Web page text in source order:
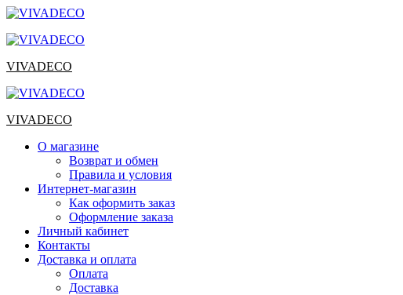
Перейти
содержимому
VIVADECO
VIVADECO
О магазине
Возврат и обмен
Правила и условия
Интернет-магазин
Как оформить заказ
Оформление заказа
Личный кабинет
Контакты
Доставка и оплата
Оплата
Доставка